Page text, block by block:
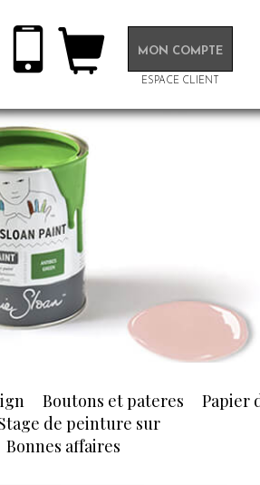
MON COMPTE
ESPACE CLIENT
Boutons et pateres
Papier
de peinture sur
Bonnes affaires